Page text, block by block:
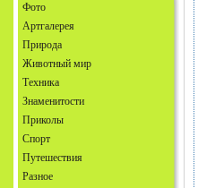
Фото
Артгалерея
Природа
Животный мир
Техника
Знаменитости
Приколы
Спорт
Путешествия
Разное